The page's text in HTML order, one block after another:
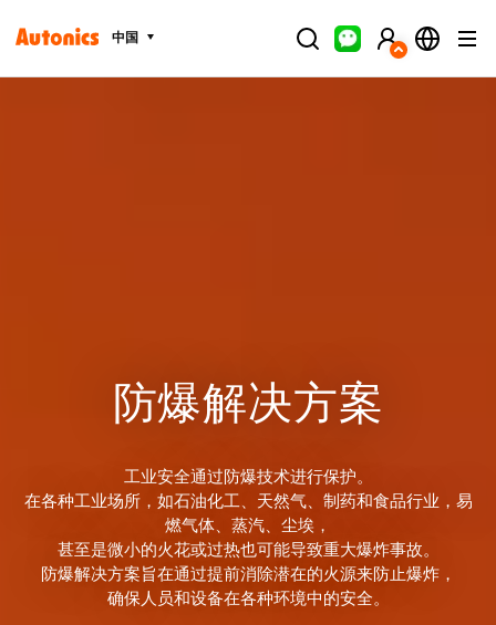
中国
防爆解决方案
工业安全通过防爆技术进行保护。
在各种工业场所，如石油化工、天然气、制药和食品行业，易
燃气体、蒸汽、尘埃，
甚至是微小的火花或过热也可能导致重大爆炸事故。
防爆解决方案旨在通过提前消除潜在的火源来防止爆炸，
确保人员和设备在各种环境中的安全。